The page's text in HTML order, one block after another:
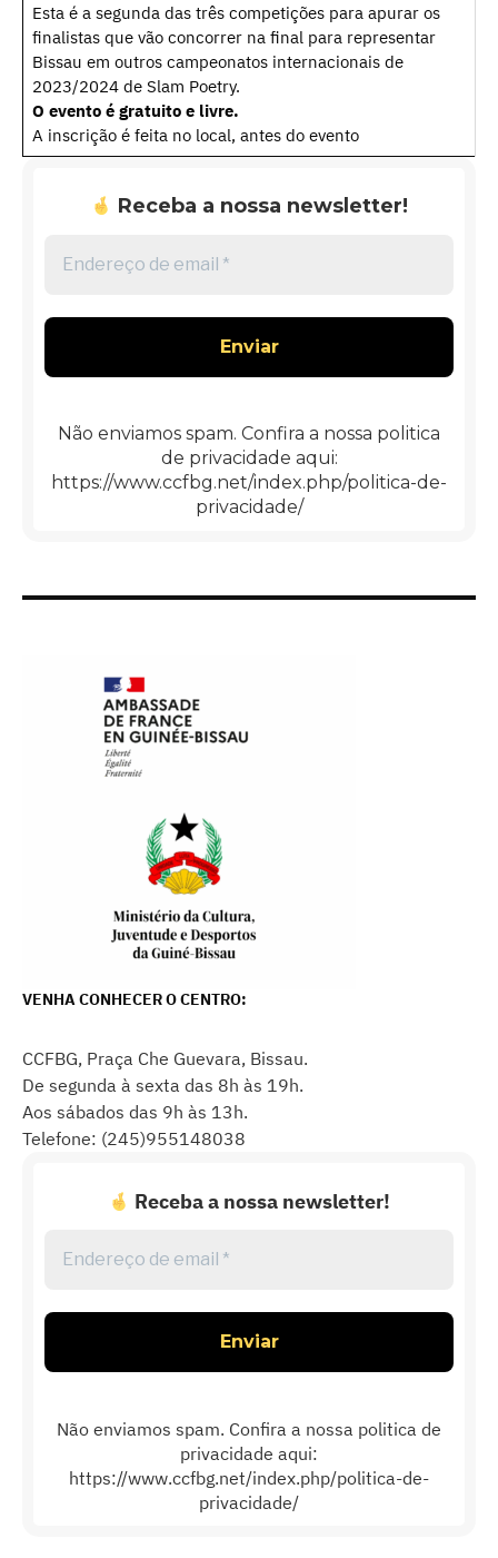
Esta é a segunda das três competições para apurar os
finalistas que vão concorrer na final para representar
Bissau em outros campeonatos internacionais de
2023/2024 de Slam Poetry.
O evento é gratuito e livre.
A inscrição é feita no local, antes do evento
Receba a nossa newsletter!
de
*
Não enviamos spam. Confira a nossa politica
de privacidade aqui:
https://www.ccfbg.net/index.php/politica-de-
privacidade/
VENHA CONHECER O CENTRO:
CCFBG, Praça Che Guevara, Bissau.
De segunda à sexta das 8h às 19h.
Aos sábados das 9h às 13h.
Telefone: (245)955148038
Receba a nossa newsletter!
de
*
Não enviamos spam. Confira a nossa politica de
privacidade aqui:
https://www.ccfbg.net/index.php/politica-de-
privacidade/